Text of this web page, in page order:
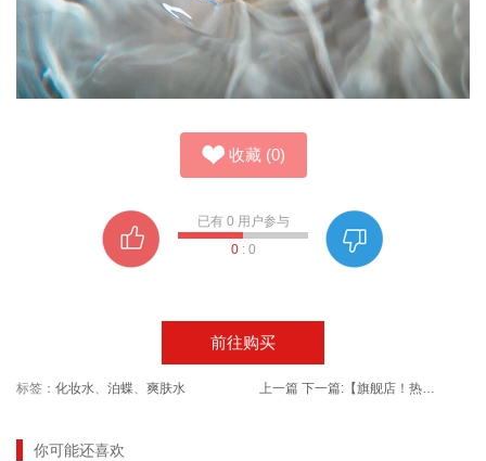
收藏 (0)
已有 0 用户参与
0: 0
前往购买
标签： 化妆水、 泊蝶、 爽肤水 上一篇 下一篇: 【旗舰店！热卖爆款】仁和 美白祛斑霜
你可能还喜欢